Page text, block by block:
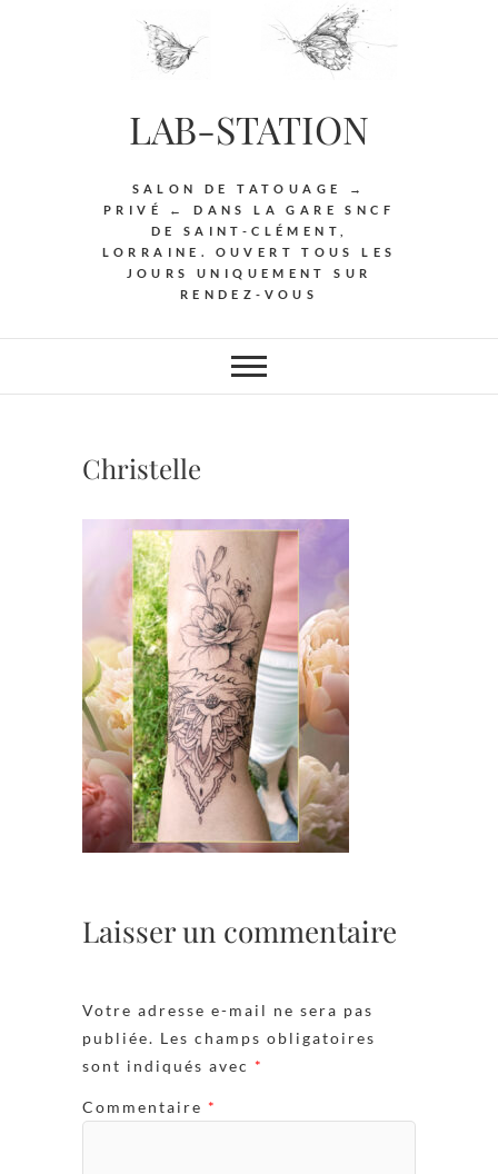
LAB-STATION
SALON DE TATOUAGE →
PRIVÉ ← DANS LA GARE SNCF
DE SAINT-CLÉMENT,
LORRAINE. OUVERT TOUS LES
JOURS UNIQUEMENT SUR
RENDEZ-VOUS
Christelle
Laisser un commentaire
Votre adresse e-mail ne sera pas
publiée. Les champs obligatoires
sont indiqués avec *
Commentaire *